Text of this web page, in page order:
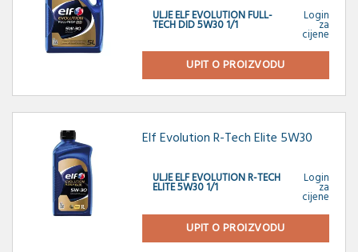
ULJE ELF EVOLUTION FULL-
TECH DID 5W30 1/1
Login
za
cijene
UPIT O PROIZVODU
Elf Evolution R-Tech Elite 5W30
ULJE ELF EVOLUTION R-TECH
ELITE 5W30 1/1
Login
za
cijene
UPIT O PROIZVODU